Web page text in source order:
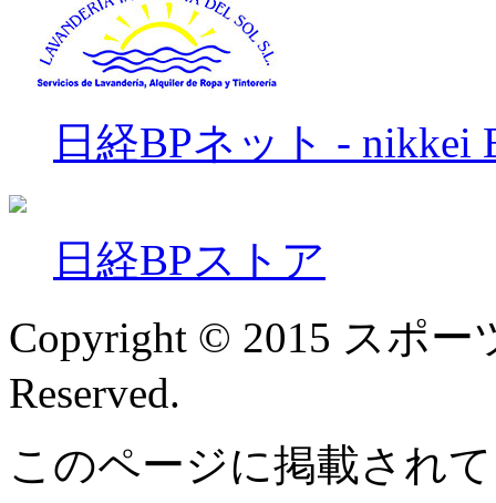
日経BPネット - nikkei
日経BPストア
Copyright © 2015 スポー
Reserved.
このページに掲載され